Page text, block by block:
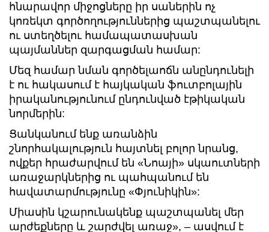
հնարավոր միջոցները իր սաներին ոչ
կոռեկտ գործողություններից պաշտպանելու
ու ստեղծելու համապատասխան
պայմաններ զարգացման համար:
Մեզ համար նման գործելաոճն անընդունելի
է ու հակասում է հայկական ֆուտբոլային
իրականությունում ընդունված էթիկական
նորմերին:
Ցանկանում ենք առանձին
շնորհակալություն հայտնել բոլոր նրանց,
ովքեր հրաժարվում են «Նոայի» սկաուտների
առաջարկներից ու պահպանում են
հավատարմությունը «Փյունիկին»:
Միասին կշարունակենք պաշտպանել մեր
արժեքները և շարժվել առաջ», – ասվում է